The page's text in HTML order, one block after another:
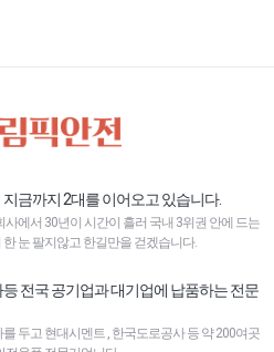
금까지 2대를 이어오고 있습니다.
에서 30년이 시간이 흘러 국내 3위권 안에 드는
눈 팔지않고 한길만을 걷겠습니다.
전국 공기업과 대기업에 납품하는 전문
두고 현대시멘트 , 한국도로공사 등 약 200여곳